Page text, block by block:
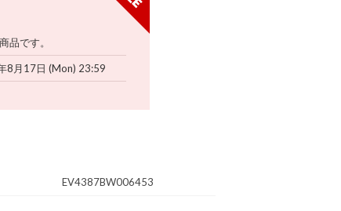
品です。
8月17日 (Mon) 23:59
EV4387BW006453